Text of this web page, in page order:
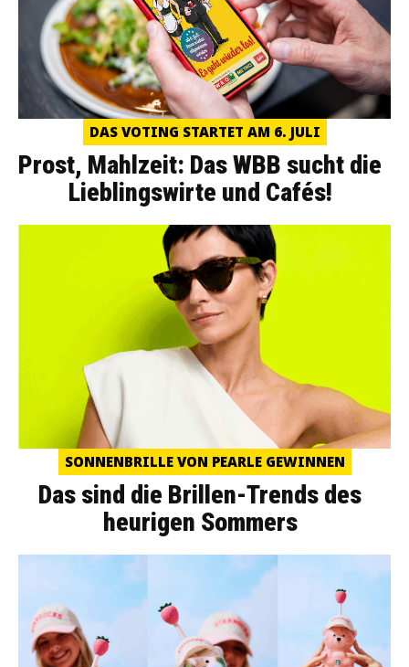
DAS VOTING STARTET AM 6. JULI
Prost, Mahlzeit: Das WBB sucht die
Lieblingswirte und Cafés!
SONNENBRILLE VON PEARLE GEWINNEN
Das sind die Brillen-Trends des
heurigen Sommers